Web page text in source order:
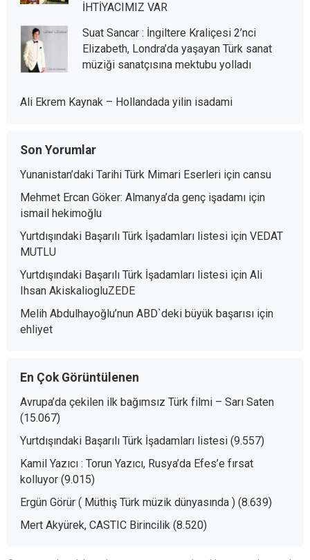
İHTİYACIMIZ VAR
Suat Sancar : İngiltere Kraliçesi 2’nci
Elizabeth, Londra’da yaşayan Türk sanat
müziği sanatçısına mektubu yolladı
Ali Ekrem Kaynak – Hollandada yilin isadami
Son Yorumlar
Yunanistan’daki Tarihi Türk Mimari Eserleriiçin cansu
Mehmet Ercan Göker: Almanya’da genç işadamıiçin
ismail hekimoğlu
Yurtdışındaki Başarılı Türk İşadamları listesiiçin VEDAT
MUTLU
Yurtdışındaki Başarılı Türk İşadamları listesiiçin Ali
Ihsan AkiskaliogluZEDE
Melih Abdulhayoğlu’nun ABD`deki büyük başarısıiçin
ehliyet
En Çok Görüntülenen
Avrupa’da çekilen ilk bağımsız Türk filmi – Sarı Saten
(15.067)
Yurtdışındaki Başarılı Türk İşadamları listesi (9.557)
Kamil Yazıcı : Torun Yazıcı, Rusya’da Efes’e fırsat
kolluyor (9.015)
Ergün Görür ( Müthiş Türk müzik dünyasında ) (8.639)
Mert Akyürek, CASTIC Birincilik (8.520)